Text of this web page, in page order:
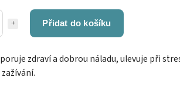
Přidat do košíku
zdraví a dobrou náladu, ulevuje při